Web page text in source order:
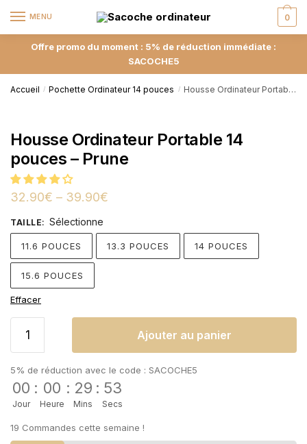
MENU 0
Offre promo du moment : 5% de réduction immédiate :
SACOCHE5
Accueil / Pochette Ordinateur 14 pouces / Housse Ordinateur Portable 14 pouces – Prune
Housse Ordinateur Portable 14
pouces – Prune
32.90€ – 39.90€
TAILLE: Sélectionne
11.6 POUCES 13.3 POUCES 14 POUCES
15.6 POUCES
Effacer
Ajouter au panier
5% de réduction avec le code : SACOCHE5
00
Jour
: 00
Heure
: 29
Mins
: 52
Secs
19 Commandes cette semaine !